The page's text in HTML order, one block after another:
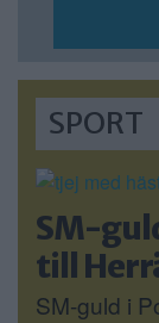
SPORT
SM-
till
SM-guld i